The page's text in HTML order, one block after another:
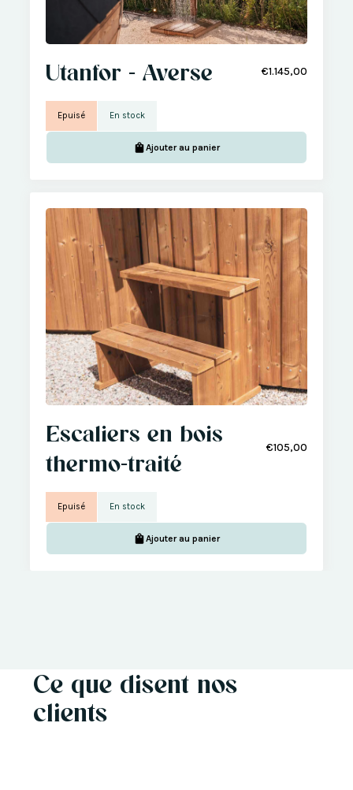
Utanfor - Averse €1.145,00
Epuisé En stock
Ajouter au panier
Escaliers en bois
thermo-traité
€105,00
Epuisé En stock
Ajouter au panier
Ce que disent nos
clients